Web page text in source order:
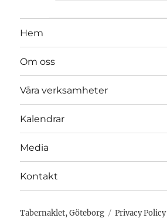
Hem
Om oss
Våra verksamheter
Kalendrar
Media
Kontakt
Tabernaklet, Göteborg Privacy Policy